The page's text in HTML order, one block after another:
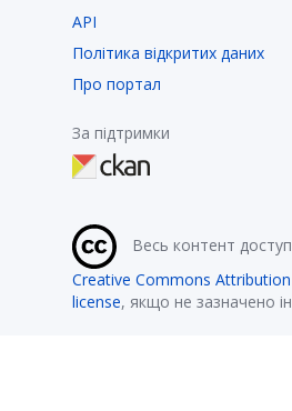
API
Політика відкритих даних
Про портал
За підтримки
Весь контент
Creative Commons
license, якщо не зазначено